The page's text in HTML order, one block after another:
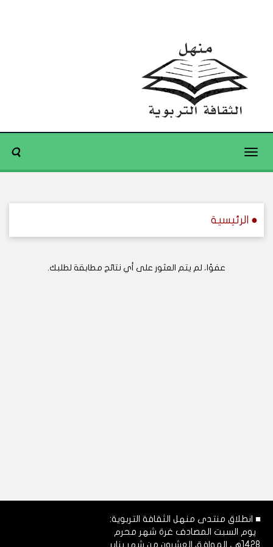
Toggle
● الرئيسية
عفوًا، لم يتم العثور على أي نتائج مطابقة لطلبك.
■ انطلاق منتدى منهل الثقافة التربوية:
يوم السبت المصادف غرة شهر محرم
1428هـ، الموافق العشرون من شهر يناير